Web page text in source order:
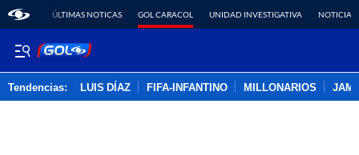
ÚLTIMAS NOTICAS GOL CARACOL UNIDAD INVESTIGATIVA NOTICIAS
Tendencias: LUIS DÍAZ FIFA-INFANTINO MILLONARIOS